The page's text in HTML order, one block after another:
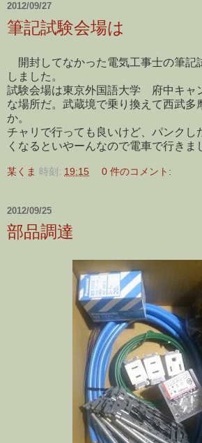
2012/09/27
筆記試験会場は
開封してなかった電気工事士の筆記
しました。
試験会場は東京外国語大学 府中キャ
な場所だ。武蔵境で乗り換えて西武多
か。
チャリで行っても良いけど、パンクし
くなるといやーんなので電車で行きま
某くま 時刻: 19:15 0 件のコメント:
2012/09/25
部品調達